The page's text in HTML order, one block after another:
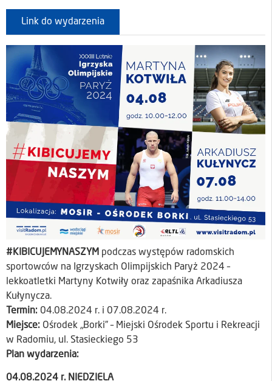
Link do wydarzenia
#KIBICUJEMYNASZYM podczas występów radomskich
sportowców na Igrzyskach Olimpijskich Paryż 2024 –
lekkoatletki Martyny Kotwiły oraz zapaśnika Arkadiusza
Kułynycza.
Termin: 04.08.2024 r. i 07.08.2024 r.
Miejsce: Ośrodek „Borki” – Miejski Ośrodek Sportu i Rekreacji
w Radomiu, ul. Stasieckiego 53
Plan wydarzenia:
04.08.2024 r. NIEDZIELA